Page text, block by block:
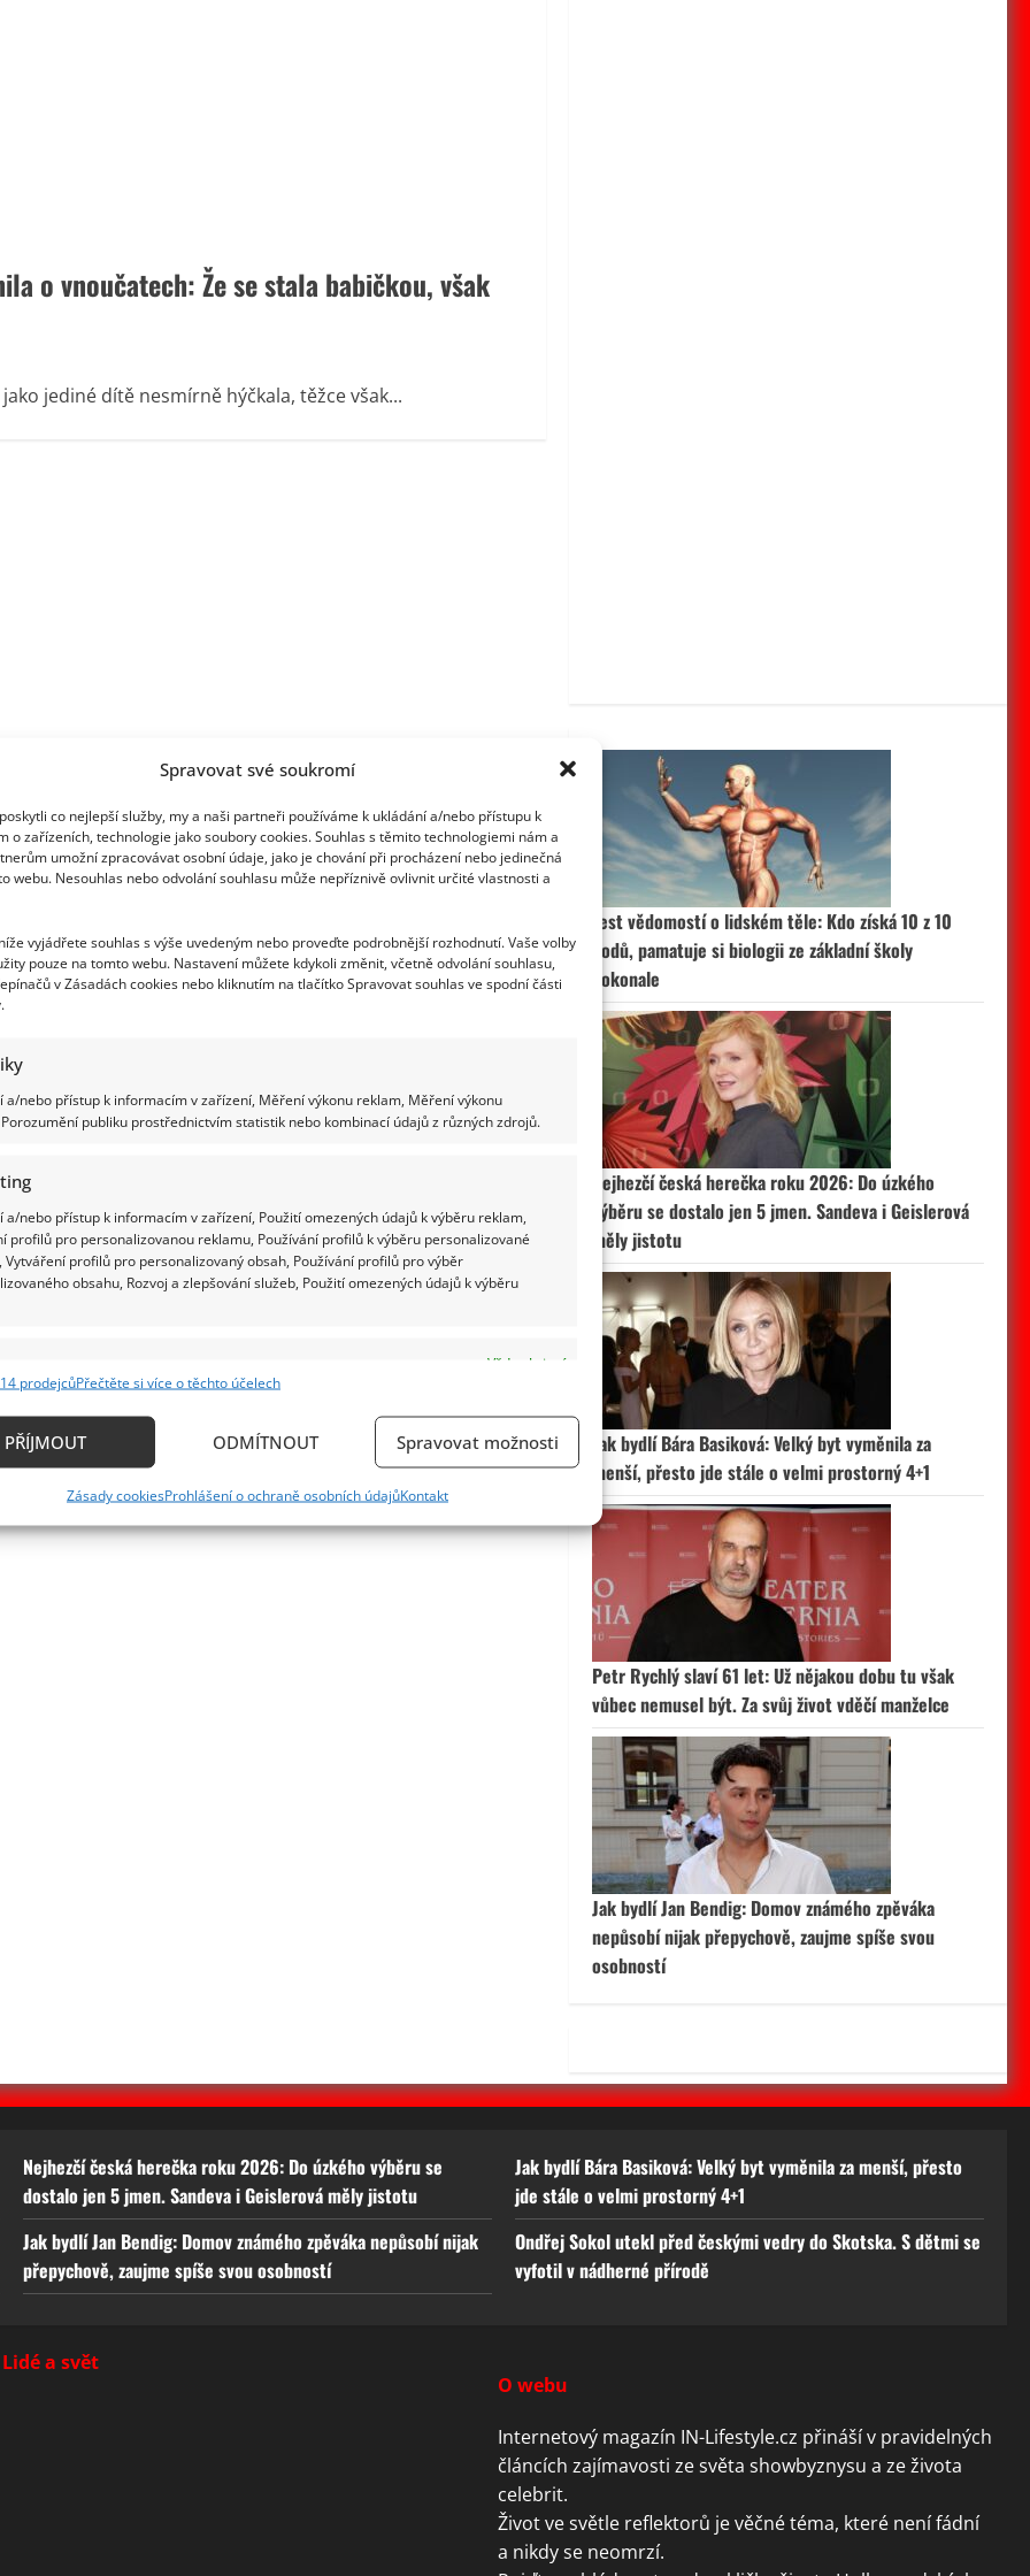
Spravovat své soukromí
co nejlepší služby, my a naši partneři používáme k ukládání a/nebo přístupu k
o zařízeních, technologie jako soubory cookies. Souhlas s těmito technologiemi nám a
umožní zpracovávat osobní údaje, jako je chování při procházení nebo jedinečná
webu. Nesouhlas nebo odvolání souhlasu může nepříznivě ovlivnit určité vlastnosti a
vyjádřete souhlas s výše uvedeným nebo proveďte podrobnější rozhodnutí. Vaše volby
pouze na tomto webu. Nastavení můžete kdykoli změnit, včetně odvolání souhlasu,
v Zásadách cookies nebo kliknutím na tlačítko Spravovat souhlas ve spodní části
a/nebo přístup k informacím v zařízení, Měření výkonu reklam, Měření výkonu
publiku prostřednictvím statistik nebo kombinací údajů z různých zdrojů.
a/nebo přístup k informacím v zařízení, Použití omezených údajů k výběru reklam,
profilů pro personalizovanou reklamu, Používání profilů k výběru personalizované
Vytváření profilů pro personalizovaný obsah, Používání profilů pro výběr
obsahu, Rozvoj a zlepšování služeb, Použití omezených údajů k výběru
Vždy aktivní
zařízení na základě automaticky přenášených informací.
aktivně vyžádaných informací.
prodejcůPřečtěte si více o těchto účelech
PŘÍJMOUT ODMÍTNOUT Spravovat možnosti
Zásady cookiesProhlášení o ochraně osobních údajůKontakt
o vnoučatech: Že se stala babičkou, však
jediné dítě nesmírně hýčkala, těžce však...
Test vědomostí o lidském těle: Kdo získá 10 z 10
bodů, pamatuje si biologii ze základní školy
dokonale
Nejhezčí česká herečka roku 2026: Do úzkého
výběru se dostalo jen 5 jmen. Sandeva i Geislerová
měly jistotu
Jak bydlí Bára Basiková: Velký byt vyměnila za
menší, přesto jde stále o velmi prostorný 4+1
Petr Rychlý slaví 61 let: Už nějakou dobu tu však
vůbec nemusel být. Za svůj život vděčí manželce
Jak bydlí Jan Bendig: Domov známého zpěváka
nepůsobí nijak přepychově, zaujme spíše svou
osobností
Nejhezčí česká herečka roku 2026: Do úzkého výběru se
dostalo jen 5 jmen. Sandeva i Geislerová měly jistotu
Jak bydlí Bára Basiková: Velký byt vyměnila za menší, přesto
jde stále o velmi prostorný 4+1
Jak bydlí Jan Bendig: Domov známého zpěváka nepůsobí nijak
přepychově, zaujme spíše svou osobností
Ondřej Sokol utekl před českými vedry do Skotska. S dětmi se
vyfotil v nádherné přírodě
Lidé a svět
O webu
Internetový magazín IN-Lifestyle.cz přináší v pravidelných
článcích zajímavosti ze světa showbyznysu a ze života
celebrit.
Život ve světle reflektorů je věčné téma, které není fádní
a nikdy se neomrzí.